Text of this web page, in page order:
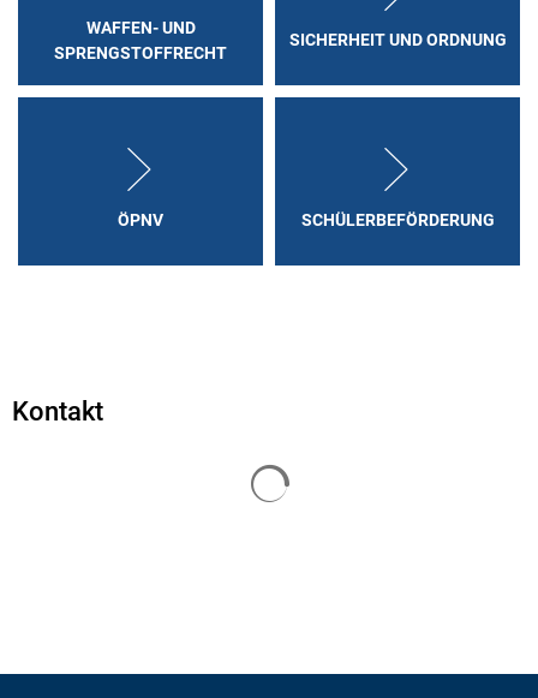
Landkreisfilm
Beteiligungen
Klimamanagement
WAFFEN- UND
SPRENGSTOFFRECHT
SICHERHEIT UND ORDNUNG
ÖPNV SCHÜLERBEFÖRDERUNG
Kontakt